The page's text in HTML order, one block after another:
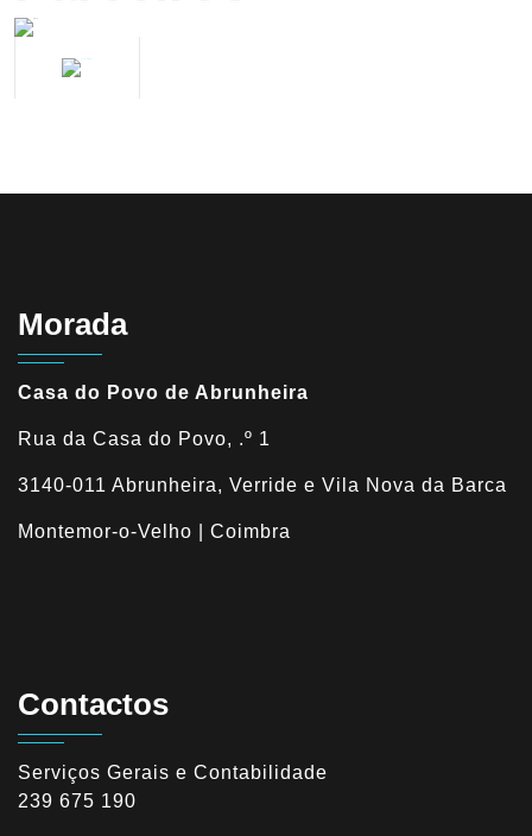
Morada
Casa do Povo de Abrunheira
Rua da Casa do Povo, .º 1
3140-011 Abrunheira, Verride e Vila Nova da Barca
Montemor-o-Velho | Coimbra
Contactos
Serviços Gerais e Contabilidade
239 675 190